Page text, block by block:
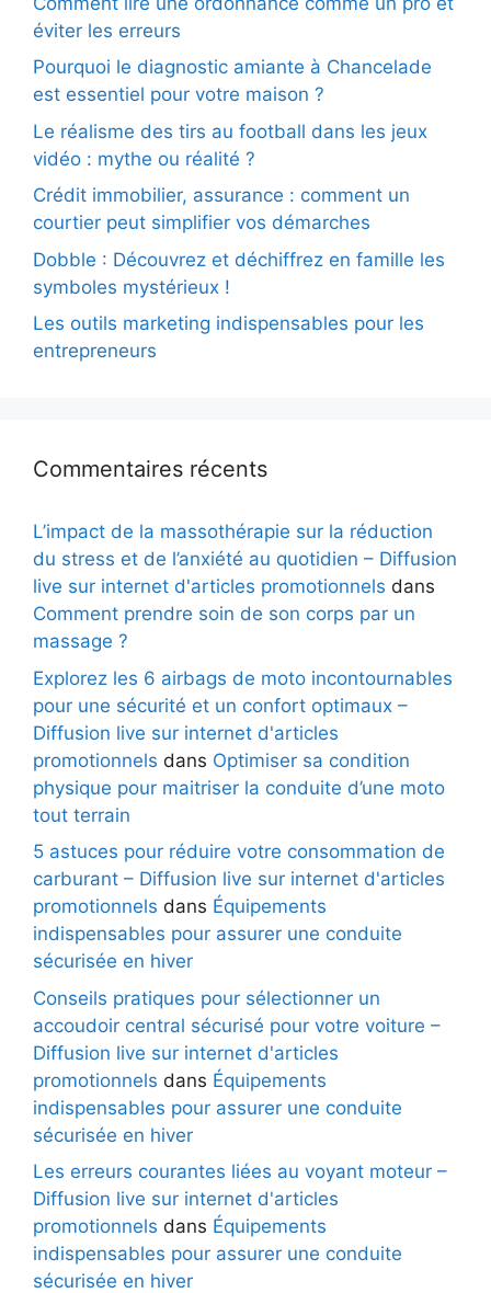
éviter les erreurs
Pourquoi le diagnostic amiante à Chancelade
est essentiel pour votre maison ?
Le réalisme des tirs au football dans les jeux
vidéo : mythe ou réalité ?
Crédit immobilier, assurance : comment un
courtier peut simplifier vos démarches
Dobble : Découvrez et déchiffrez en famille les
symboles mystérieux !
Les outils marketing indispensables pour les
entrepreneurs
Commentaires récents
L’impact de la massothérapie sur la réduction
du stress et de l’anxiété au quotidien – Diffusion
live sur internet d'articles promotionnels dans
Comment prendre soin de son corps par un
massage ?
Explorez les 6 airbags de moto incontournables
pour une sécurité et un confort optimaux –
Diffusion live sur internet d'articles
promotionnels dans Optimiser sa condition
physique pour maitriser la conduite d’une moto
tout terrain
5 astuces pour réduire votre consommation de
carburant – Diffusion live sur internet d'articles
promotionnels dans Équipements
indispensables pour assurer une conduite
sécurisée en hiver
Conseils pratiques pour sélectionner un
accoudoir central sécurisé pour votre voiture –
Diffusion live sur internet d'articles
promotionnels dans Équipements
indispensables pour assurer une conduite
sécurisée en hiver
Les erreurs courantes liées au voyant moteur –
Diffusion live sur internet d'articles
promotionnels dans Équipements
indispensables pour assurer une conduite
sécurisée en hiver